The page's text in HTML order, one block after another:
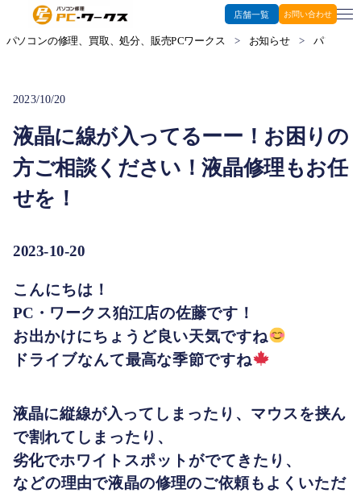
店舗一覧 お問い合わせ
パソコンの修理、買取、処分、販売PCワークス > お知らせ > パソコン
2023/10/20
液晶に線が入ってるーー！お困りの
方ご相談ください！液晶修理もお任
せを！
2023-10-20
こんにちは！
PC・ワークス狛江店の佐藤です！
お出かけにちょうど良い天気ですね
ドライブなんて最高な季節ですね
液晶に縦線が入ってしまったり、マウスを挟ん
で割れてしまったり、
劣化でホワイトスポットがでてきたり、
などの理由で液晶の修理のご依頼もよくいただ